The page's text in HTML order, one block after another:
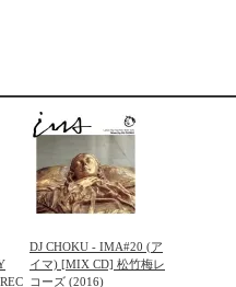
DJ CHOKU - IMA#20 (ア
イマ) [MIX CD] 松竹梅レ
コーズ (2016)